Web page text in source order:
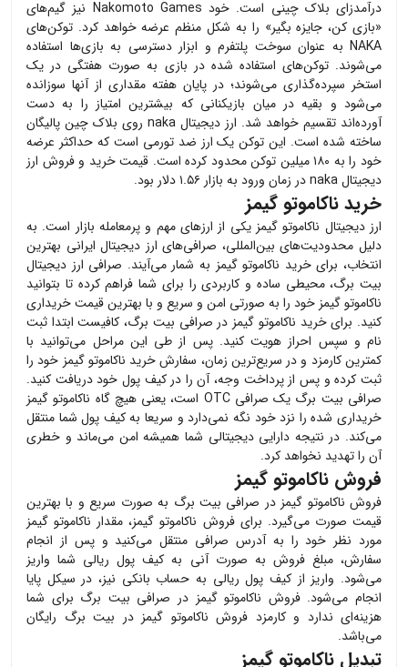
درآمدزای بلاک چینی است. خود Nakomoto Games نیز گیم‌های
«بازی کن، جایزه بگیر» را به شکل منظم عرضه خواهد کرد. توکن‌های
NAKA به عنوان سوخت پلتفرم و ابزار دسترسی به بازی‌ها استفاده
می‌شوند. توکن‌‌های استفاده شده در بازی به صورت هفتگی در یک
استخر سپرده‌گذاری می‌شوند؛ در پایان هفته مقداری از آنها سوزانده
می‌شود و بقیه در میان بازیکنانی که بیشترین امتیاز را به دست
آورده‌اند تقسیم خواهد شد. ارز دیجیتال naka روی بلاک چین پالیگان
ساخته شده است. این توکن یک ارز ضد تورمی است که حداکثر عرضه
خود را به ۱۸۰ میلین توکن محدود کرده است. قیمت خرید و فروش ارز
دیجیتال naka در زمان ورود به بازار ۱.۵۶ دلار بود.
خرید ناکاموتو گیمز
ارز دیجیتال ناکاموتو گیمز یکی از ارزهای مهم و پرمعامله بازار است. به
دلیل محدودیت‌های بین‌المللی، صرافی‌های ارز دیجیتال ایرانی بهترین
انتخاب، برای خرید ناکاموتو گیمز به شمار می‌آیند. صرافی ارز دیجیتال
بیت برگ، محیطی ساده و کاربردی را برای شما فراهم کرده تا بتوانید
ناکاموتو گیمز خود را به صورتی امن و سریع و با بهترین قیمت خریداری
کنید. برای خرید ناکاموتو گیمز در صرافی بیت برگ، کافیست ابتدا ثبت
نام و سپس احراز هویت کنید. پس از طی این مراحل می‌توانید با
کمترین کارمزد و در سریع‌ترین زمان، سفارش خرید ناکاموتو گیمز خود را
ثبت کرده و پس از پرداخت وجه، آن را در کیف پول خود دریافت کنید.
صرافی بیت برگ یک صرافی OTC است، یعنی هیچ گاه
ناکاموتو گیمز
خریداری شده را نزد خود نگه نمی‌دارد و سریعا به کیف پول شما منتقل
می‌کند. در نتیجه دارایی دیجیتالی شما همیشه امن می‌ماند و خطری
آن را تهدید نخواهد کرد.
فروش ناکاموتو گیمز
فروش ناکاموتو گیمز در صرافی بیت برگ به صورت سریع و با بهترین
قیمت صورت می‌گیرد. برای فروش ناکاموتو گیمز، مقدار ناکاموتو گیمز
مورد نظر خود را به آدرس صرافی منتقل می‌کنید و پس از انجام
سفارش، مبلغ فروش به صورت آنی به کیف پول ریالی شما واریز
می‌شود. واریز از کیف پول ریالی به حساب بانکی نیز، در سیکل پایا
انجام می‌شود. فروش ناکاموتو گیمز در صرافی بیت برگ برای شما
هزینه‌ای ندارد و کارمزد فروش ناکاموتو گیمز در بیت برگ رایگان
می‌باشد.
تبدیل ناکاموتو گیمز